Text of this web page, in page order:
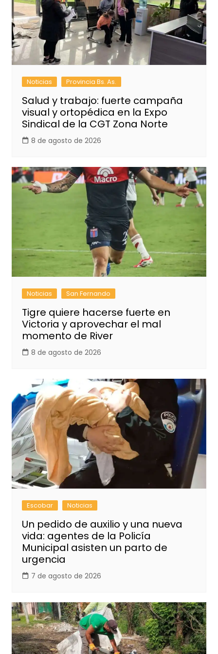
Noticias Provincia Bs. As.
Salud y trabajo: fuerte campaña
visual y ortopédica en la Expo
Sindical de la CGT Zona Norte
8 de agosto de 2026
Noticias San Fernando
Tigre quiere hacerse fuerte en
Victoria y aprovechar el mal
momento de River
8 de agosto de 2026
Escobar Noticias
Un pedido de auxilio y una nueva
vida: agentes de la Policía
Municipal asisten un parto de
urgencia
7 de agosto de 2026